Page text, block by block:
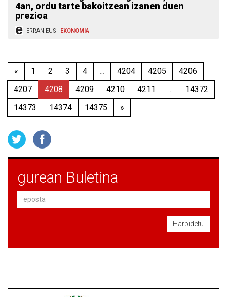
4an, ordu tarte bakoitzean izanen duen
prezioa
ERRAN.EUS EKONOMIA
« 1 2 3 4 ... 4204 4205
4206
4207
4208 4209 4210 4211 ...
14372
14373
14374 14375 »
gurean Buletina
Harpidetu